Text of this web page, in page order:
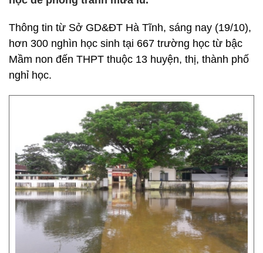
Thông tin từ Sở GD&ĐT Hà Tĩnh, sáng nay (19/10),
hơn 300 nghìn học sinh tại 667 trường học từ bậc
Mầm non đến THPT thuộc 13 huyện, thị, thành phố
nghỉ học.